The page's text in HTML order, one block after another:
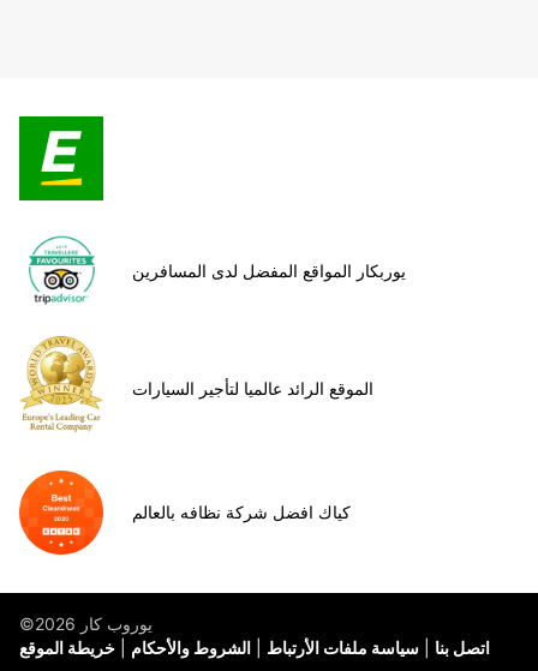
يوربكار المواقع المفضل لدى المسافرين
الموقع الرائد عالميا لتأجير السيارات
كياك افضل شركة نظافه بالعالم
©يوروب كار 2026
خريطة الموقع
الشروط والأحكام سياسة ملفات الأرتباط اتصل بنا